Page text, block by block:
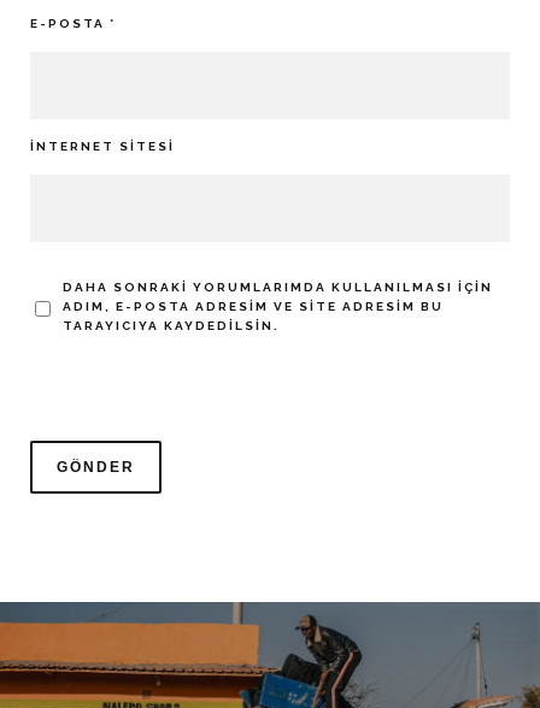
E-POSTA *
İNTERNET SITESI
DAHA SONRAKI YORUMLARIMDA KULLANILMASI IÇIN
ADIM, E-POSTA ADRESIM VE SITE ADRESIM BU
TARAYICIYA KAYDEDILSIN.